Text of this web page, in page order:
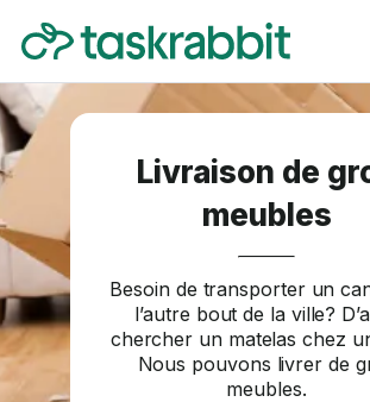
Livraison de
meubles
Besoin de transporter un
l’autre bout de la ville?
chercher un matelas chez
Nous pouvons livrer de
meubles.